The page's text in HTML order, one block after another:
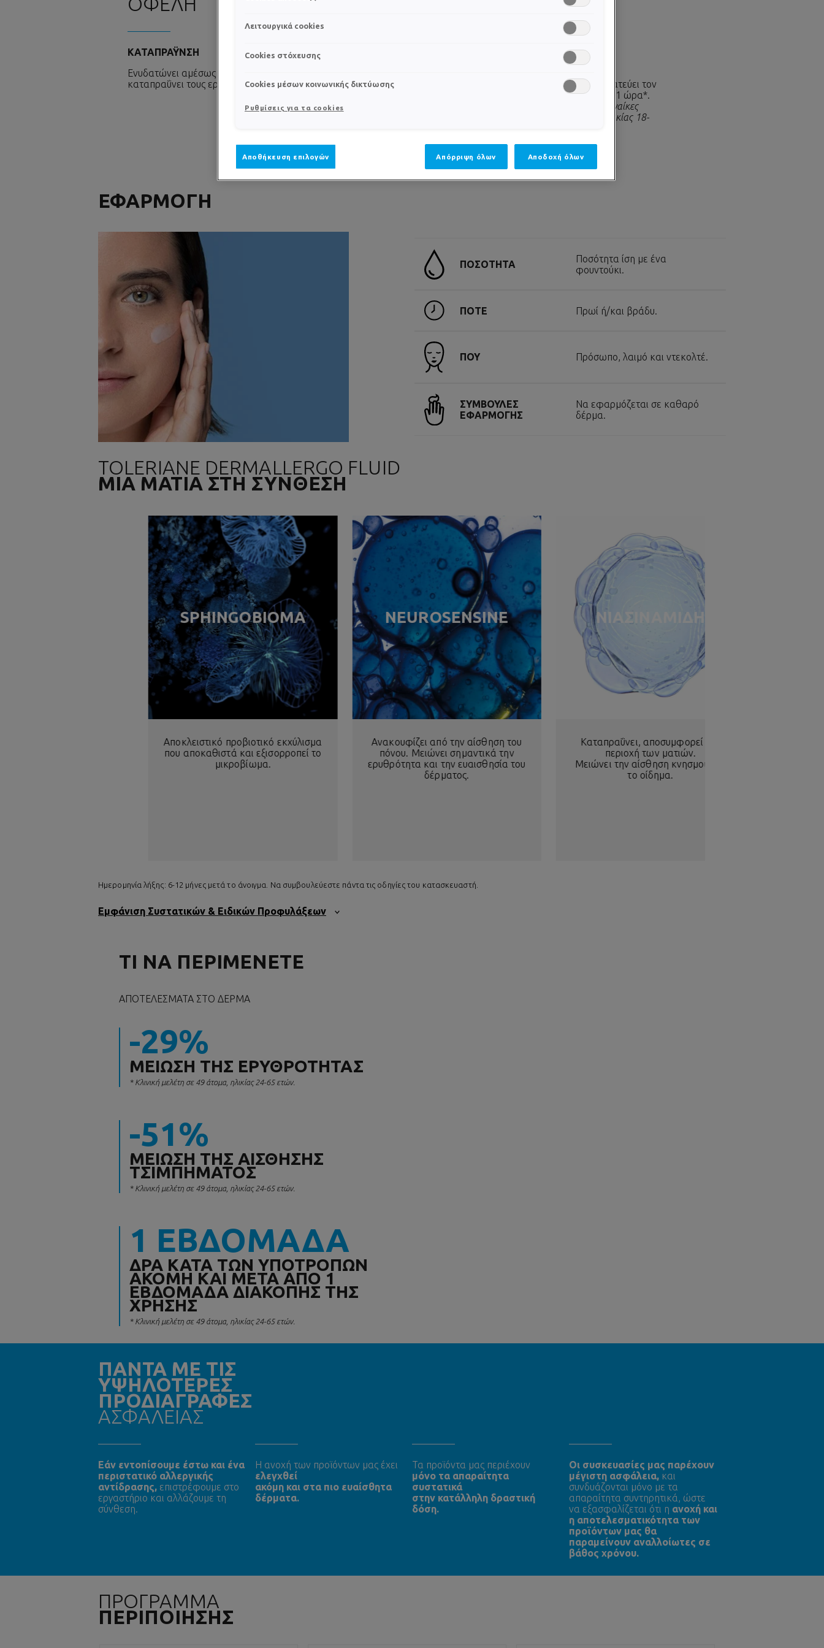
ΚΑΤΑΠΡΑΫΝΣΗ
Ενυδατώνει αμέσως το δέρμα και
καταπραΰνει τους ερεθισμούς.
ΔΡΑΣΗ
αποτελεσματικότητα: κατά των
κατά της ερυθρότητας.
ΕΝΥΔΑΤΩΣΗ
Επανορθώνει και προστατεύει τον
επιδερμιδικό φραγμό σε 1 ώρα*.
* Κλινική δοκιμή σε 24 γυναίκες
καυκάσιας καταγωγής, ηλικίας 18-
ΕΦΑΡΜΟΓΗ
ΠΟΣΟΤΗΤΑ
Ποσότητα ίση με ένα
φουντούκι.
ΠΟΤΕ Πρωί ή/και βράδυ.
ΠΟΥ Πρόσωπο, λαιμό και ντεκολτέ.
ΣΥΜΒΟΥΛΕΣ
ΕΦΑΡΜΟΓΗΣ
Να εφαρμόζεται σε καθαρό
δέρμα.
TOLERIANE DERMALLERGO FLUID
ΜΙΑ ΜΑΤΙΑ ΣΤΗ ΣΥΝΘΕΣΗ
SPHINGOBIOMA
Αποκλειστικό προβιοτικό εκχύλισμα
που αποκαθιστά και εξισορροπεί το
μικροβίωμα.
NEUROSENSINE
Ανακουφίζει από την αίσθηση του
πόνου. Μειώνει σημαντικά την
ερυθρότητα και την ευαισθησία του
δέρματος.
ΝΙΑΣΙΝΑΜΙΔΗ
Καταπραΰνει, αποσυμφορεί την
περιοχή των ματιών.
Μειώνει την αίσθηση κνησμού και
το οίδημα.
Ημερομηνία λήξης: 6-12 μήνες μετά το άνοιγμα. Να συμβουλεύεστε πάντα τις οδηγίες του κατασκευαστή.
Εμφάνιση Συστατικών & Ειδικών Προφυλάξεων
ΤΙ ΝΑ ΠΕΡΙΜΕΝΕΤΕ
ΑΠΟΤΕΛΈΣΜΑΤΑ ΣΤΟ ΔΈΡΜΑ
-29%
ΜΕΊΩΣΗ ΤΗΣ ΕΡΥΘΡΌΤΗΤΑΣ
* Κλινική μελέτη σε 49 άτομα, ηλικίας 24-65 ετών.
-51%
ΜΕΊΩΣΗ ΤΗΣ ΑΊΣΘΗΣΗΣ
ΤΣΙΜΠΉΜΑΤΟΣ
* Κλινική μελέτη σε 49 άτομα, ηλικίας 24-65 ετών.
1 ΕΒΔΟΜΑΔΑ
ΔΡΑ ΚΑΤΆ ΤΩΝ ΥΠΟΤΡΟΠΏΝ
ΑΚΌΜΗ ΚΑΙ ΜΕΤΆ ΑΠΌ 1
ΕΒΔΟΜΆΔΑ ΔΙΑΚΟΠΉΣ ΤΗΣ
ΧΡΉΣΗΣ
* Κλινική μελέτη σε 49 άτομα, ηλικίας 24-65 ετών.
ΠΑΝΤΑ ΜΕ ΤΙΣ
ΥΨΗΛΟΤΕΡΕΣ
ΠΡΟΔΙΑΓΡΑΦΕΣ
ΑΣΦΑΛΕΙΑΣ
Εάν εντοπίσουμε έστω και ένα
περιστατικό αλλεργικής
αντίδρασης, επιστρέφουμε στο
εργαστήριο και αλλάζουμε τη
σύνθεση.
Η ανοχή των προϊόντων μας έχει
ελεγχθεί
ακόμη και στα πιο ευαίσθητα
δέρματα.
Τα προϊόντα μας περιέχουν
μόνο τα απαραίτητα
συστατικά
στην κατάλληλη δραστική
δόση.
Oι συσκευασίες μας παρέχουν
μέγιστη ασφάλεια, και
συνδυάζονται μόνο με τα
απαραίτητα συντηρητικά, ώστε
να εξασφαλίζεται ότι η ανοχή και
η αποτελεσματικότητα των
προϊόντων μας θα
παραμείνουν αναλλοίωτες σε
βάθος χρόνου.
ΠΡΟΓΡΑΜΜΑ
ΠΕΡΙΠΟΙΗΣΗΣ
Λειτουργικά cookies
Cookies στόχευσης
Cookies μέσων κοινωνικής δικτύωσης
Ρυθμίσεις για τα cookies
Αποθήκευση επιλογών Απόρριψη όλων Αποδοχή όλων